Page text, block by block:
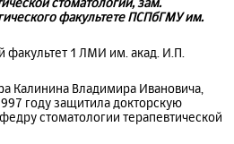
факультете ПСПбГМУ им.
факультет 1 ЛМИ им. акад. И.П.
Калинина Владимира Ивановича,
году защитила докторскую
стоматологии терапевтической